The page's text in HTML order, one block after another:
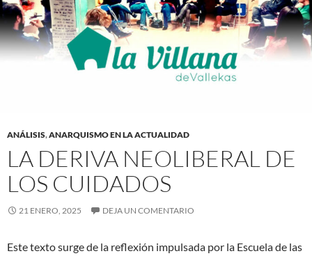
ANÁLISIS,ANARQUISMO EN LA ACTUALIDAD
LA DERIVA NEOLIBERAL DE
LOS CUIDADOS
21 ENERO, 2025 DEJA UN COMENTARIO
Este texto surge de la reflexión impulsada por la Escuela de las